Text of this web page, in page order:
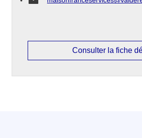
Consulter la fiche